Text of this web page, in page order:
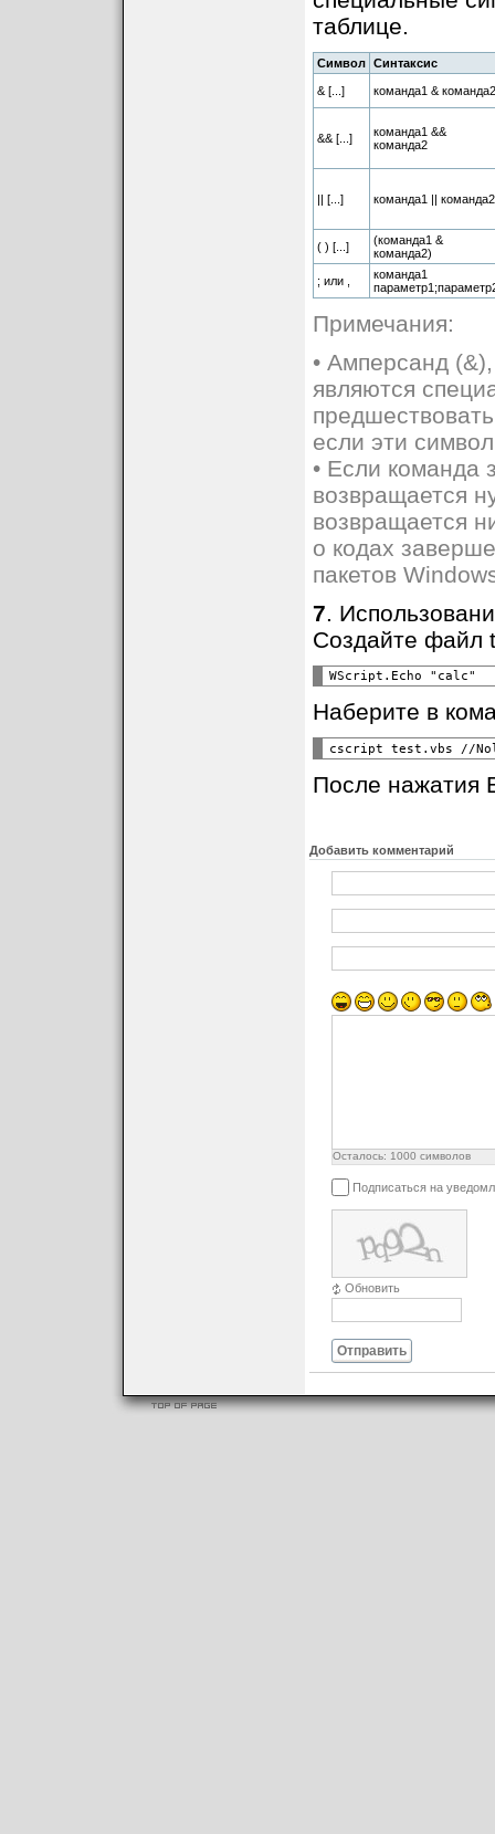
таблице.
Символ Синтаксис
& [...] команда1 & команда2
&& [...]
команда1 &&
команда2
|| [...] команда1 || команда2
( ) [...]
(команда1 &
команда2)
; или ,
команда1
Примечания:
• Амперсанд
являются
если эти
• Если команда
возвращается
возвращается
о кодах
пакетов
7.
Создайте файл
Наберите в
После нажатия
Добавить комментарий
Осталось: 1000 символов
Подписаться на
Обновить
Отправить